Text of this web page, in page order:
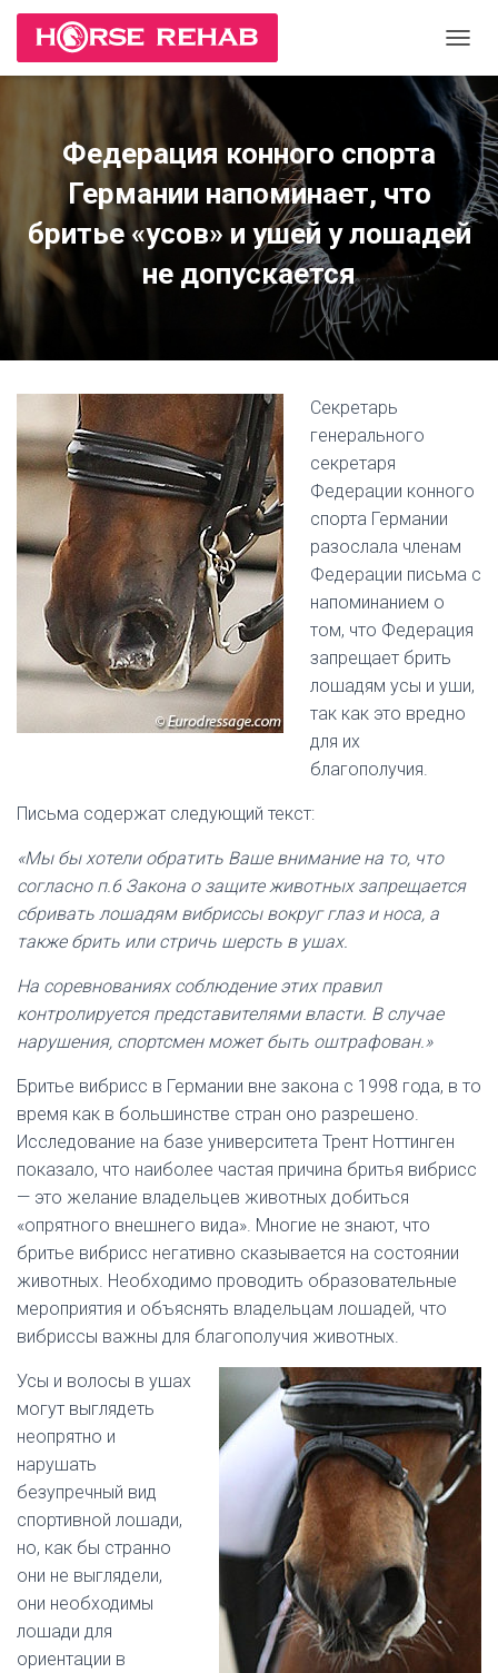
Е
Р
К
Л
Ч
И
Т
Ь
Федерация конного спорта
Германии напоминает, что
бритье «усов» и ушей у лошадей
не допускается
Секретарь
генерального
секретаря
Федерации конного
спорта Германии
разослала членам
Федерации письма с
напоминанием о
том, что Федерация
запрещает брить
лошадям усы и уши,
так как это вредно
для их
благополучия.
Письма содержат следующий текст:
«Мы бы хотели обратить Ваше внимание на то, что
согласно п.6 Закона о защите животных запрещается
сбривать лошадям вибрисcы вокруг глаз и носа, а
также брить или стричь шерсть в ушах.
На соревнованиях соблюдение этих правил
контролируется представителями власти. В случае
нарушения, спортсмен может быть оштрафован.»
Бритье вибрисс в Германии вне закона с 1998 года, в то
время как в большинстве стран оно разрешено.
Исследование на базе университета Трент Ноттинген
показало, что наиболее частая причина бритья вибрисс
— это желание владельцев животных добиться
«опрятного внешнего вида». Многие не знают, что
бритье вибрисс негативно сказывается на состоянии
животных. Необходимо проводить образовательные
мероприятия и объяснять владельцам лошадей, что
вибриссы важны для благополучия животных.
Усы и волосы в ушах
могут выглядеть
неопрятно и
нарушать
безупречный вид
спортивной лошади,
но, как бы странно
они не выглядели,
они необходимы
лошади для
ориентации в